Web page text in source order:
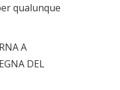
qualunque
A
DEL